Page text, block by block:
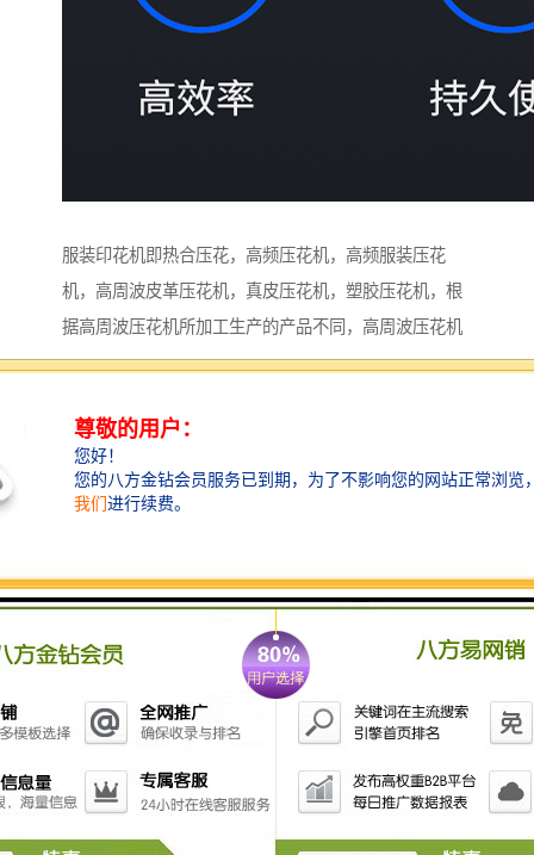
服装印花机即热合压花，高频压花机，高频服装压花
机，高周波皮革压花机，真皮压花机，塑胶压花机，根
据高周波压花机所加工生产的产品不同，高周波压花机
还有的其他说法，如，地毯压花机，门垫压花机，汽车
机，皮标压花机，商标压花机。高周波压花机的压花原
理，同样是我们前面所讲到的利用高周波的熔接接原
理，将所需要压花的物料在高周波模具的条件下进行高
要的压花目的。